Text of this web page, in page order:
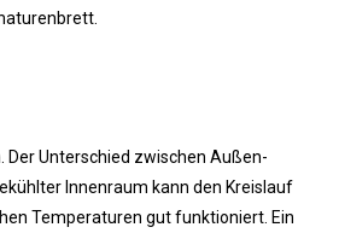
Unterschied zwischen Außen-
Innenraum kann den Kreislauf
Temperaturen gut funktioniert. Ein